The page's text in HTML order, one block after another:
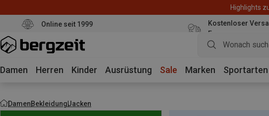
Highlights
Online seit 1999
Kostenloser
Euro
Damen Herren Kinder Ausrüstung Sale Marken Sportarten
DamenBekleidungJacken